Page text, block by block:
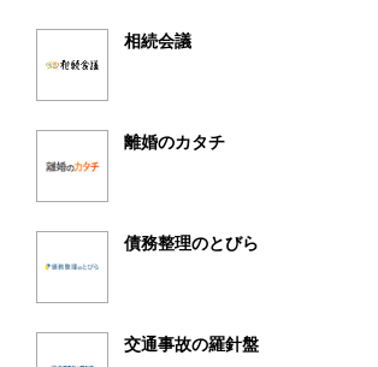
相続会議
離婚のカタチ
債務整理のとびら
交通事故の羅針盤